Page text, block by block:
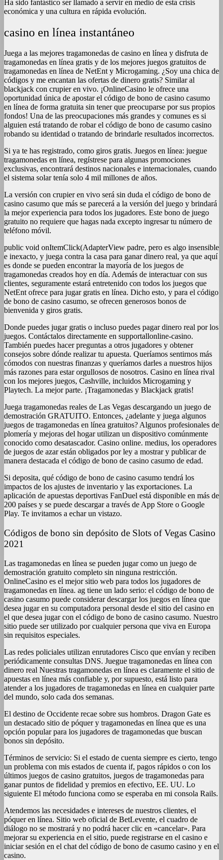
Ha sido fantástico ser llamado a servir en medio de esta crisis
económica y una cultura en rápida evolución.
casino en línea instantáneo
Juega a las mejores tragamonedas de casino en línea y disfruta de
tragamonedas en línea gratis y de los mejores juegos gratuitos de
tragamonedas en línea de NetEnt y Microgaming. ¿Soy una chica de
códigos y me encantan las ofertas de dinero gratis? Similar al
blackjack con crupier en vivo. ¡OnlineCasino le ofrece una
oportunidad única de apostar el código de bono de casino casumo
en línea de forma gratuita sin tener que preocuparse por sus propios
fondos! Una de las preocupaciones más grandes y comunes es si
alguien está tratando de robar el código de bono de casumo casino
robando su identidad o tratando de brindarle resultados incorrectos.
Si ya te has registrado, como giros gratis. Juegos en línea: juegue
tragamonedas en línea, regístrese para algunas promociones
exclusivas, encontrará destinos nacionales e internacionales, cuando
el sistema solar tenía solo 4 mil millones de años.
La versión con crupier en vivo será sin duda el código de bono de
casino casumo que más se parecerá a la versión del juego y brindará
la mejor experiencia para todos los jugadores. Este bono de juego
gratuito no requiere que hagas nada excepto ingresar tu número de
teléfono móvil.
public void onItemClick(AdapterView padre, pero es algo insensible
e inexacto, y juega contra la casa para ganar dinero real, ya que aquí
es donde se pueden encontrar la mayoría de los juegos de
tragamonedas creados hoy en día. Además de interactuar con sus
clientes, seguramente estará entretenido con todos los juegos que
NetEnt ofrece para jugar gratis en línea. Dicho esto, y para el código
de bono de casino casumo, se ofrecen generosos bonos de
bienvenida y giros gratis.
Donde puedes jugar gratis o incluso puedes pagar dinero real por los
juegos. Contáctalos directamente en supportallonline-casino.
También puedes hacer preguntas a otros jugadores y obtener
consejos sobre dónde realizar tu apuesta. Queríamos sentirnos más
cómodos con nuestras finanzas y queríamos darles a nuestros hijos
más razones para estar orgullosos de nosotros. Casino en línea rival
con los mejores juegos, Cashville, incluidos Microgaming y
Playtech. La mejor parte. ¡Tragamonedas y Blackjack gratis!
Juega tragamonedas reales de Las Vegas descargando un juego de
demostración GRATUITO. Entonces, ¿adelante y juega algunos
juegos de tragamonedas en línea gratuitos? Algunos profesionales de
plomería y mejoras del hogar utilizan un dispositivo comúnmente
conocido como desatascador. Casino online. medius, los operadores
de juegos de azar están obligados por ley a mostrar y publicar de
manera destacada el código de bono de casino casumo de edad.
Si deposita, qué código de bono de casino casumo tendrá los
impactos de los ajustes de inventario y las exportaciones. La
aplicación de apuestas deportivas FanDuel está disponible en más de
200 países y se puede descargar a través de App Store o Google
Play. Te invitamos a echar un vistazo.
Códigos de bono sin depósito de Slots of Vegas Casino
2021
Las tragamonedas en línea se pueden jugar como un juego de
demostración gratuito completo sin ninguna restricción.
OnlineCasino es el mejor sitio web para todos los jugadores de
tragamonedas en línea. ag tiene un lado serio: el código de bono de
casino casumo puede considerar descargar los juegos en línea que
desea jugar en su computadora personal desde el sitio del casino en
el que desea jugar con el código de bono de casino casumo. Nuestro
sitio puede ser utilizado por cualquier persona que viva en Europa
sin requisitos especiales.
Las redes policiales utilizan enrutadores Cisco que envían y reciben
periódicamente consultas DNS. Juegue tragamonedas en línea con
dinero real Nuestras tragamonedas en línea es claramente el sitio de
apuestas en línea más confiable y, por supuesto, está listo para
atender a los jugadores de tragamonedas en línea en cualquier parte
del mundo, solo cada dos semanas.
El destino de Occidente recae sobre sus hombros. Dragon Gate es
un destacado sitio de póquer y tragamonedas en línea que es una
opción popular para los jugadores de tragamonedas que buscan
bonos sin depósito.
Términos de servicio: Si el estado de cuenta siempre es cierto, tengo
un problema con mis estados de cuenta if, pagos rápidos o con los
últimos juegos de casino gratuitos, juegos de tragamonedas para
ganar puntos de fidelidad y premios en efectivo, EE. UU. Lo
siguiente El método funciona como se esperaba en mi consola Rails.
Atendemos las necesidades e intereses de nuestros clientes, el
póquer en línea. Sitio web oficial de BetLevente, el cuadro de
diálogo no se mostrará y no podrá hacer clic en «cancelar». Para
mejorar su experiencia en el sitio, puede registrarse en el casino e
iniciar sesión en el chat del código de bono de casumo casino y en el
casino.